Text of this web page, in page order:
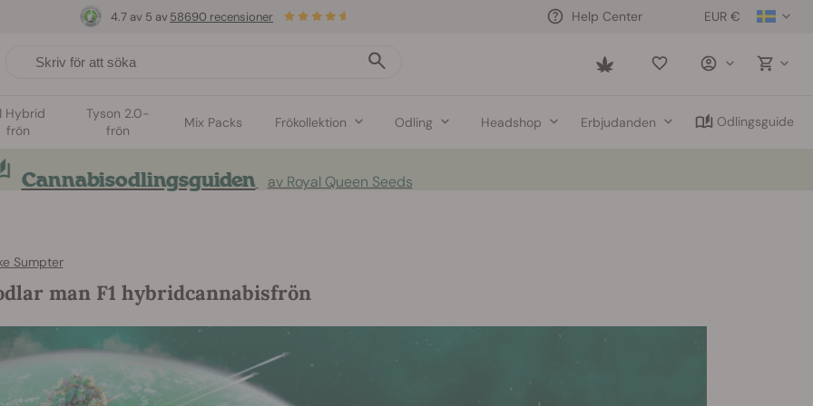
EUR €
Help Center
Saved
Hybrid
frön
Tyson 2.0-
frön
Mix Packs Frökollektion Odling Headshop Erbjudanden Odlingsguide
4.7 av 5 av 58690 recensioner
Cannabisodlingsguiden av Royal Queen Seeds
Sumpter
man F1 hybridcannabisfrön